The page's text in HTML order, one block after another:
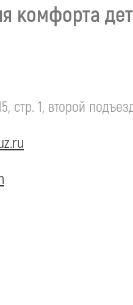
комфорта
стр. 1, второй